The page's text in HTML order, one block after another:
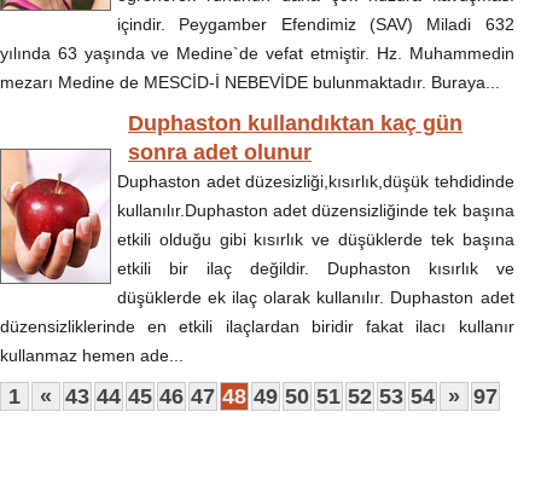
içindir. Peygamber Efendimiz (SAV) Miladi 632
yılında 63 yaşında ve Medine`de vefat etmiştir. Hz. Muhammedin
mezarı Medine de MESCİD-İ NEBEVİDE bulunmaktadır. Buraya...
Duphaston kullandıktan kaç gün
sonra adet olunur
Duphaston adet düzesizliği,kısırlık,düşük tehdidinde
kullanılır.Duphaston adet düzensizliğinde tek başına
etkili olduğu gibi kısırlık ve düşüklerde tek başına
etkili bir ilaç değildir. Duphaston kısırlık ve
düşüklerde ek ilaç olarak kullanılır. Duphaston adet
düzensizliklerinde en etkili ilaçlardan biridir fakat ilacı kullanır
kullanmaz hemen ade...
1 « 43 44 45 46 47 48 49 50 51 52 53 54 » 97